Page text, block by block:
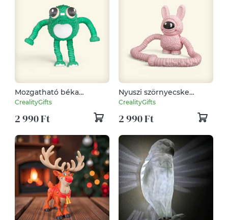
Mozgatható béka
kabalafigura –
húzogatható végtagokkal
CrealityGifts
2 990 Ft
Nyuszi szörnyecske
kabalafigura –
húzogatható végtagokkal
CrealityGifts
2 990 Ft